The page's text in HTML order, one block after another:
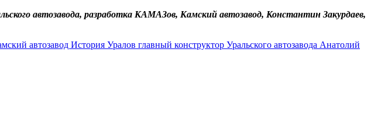
автозавод История Уралов главный конструктор Уральского автозавода Анатолий